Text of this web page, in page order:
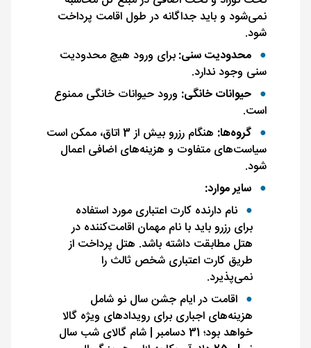
نمی‌شود و باید جداگانه در طول اقامت پرداخت
شود.
محدودیت سنی:برای ورود هیچ محدودیت
سنی وجود ندارد.
حیوانات خانگی: ورود حیوانات خانگی ممنوع
است.
گروه‌ها:
هنگام رزرو بیش از 3 اتاق، ممکن است
سیاست‌های متفاوت و هزینه‌های اضافی اعمال
شود.
سایر موارد:
نام دارنده کارت اعتباری مورد استفاده
برای رزرو باید با نام مهمان اقامت‌کننده در
هتل مطابقت داشته باشد. هتل پرداخت از
طریق کارت اعتباری شخص ثالث را
نمی‌پذیرد.
اقامت در ایام جشن سال نو شامل
هزینه‌های اجباری برای رویدادهای ویژه گالا
خواهد بود؛ 31 دسامبر | شام گالای شب سال